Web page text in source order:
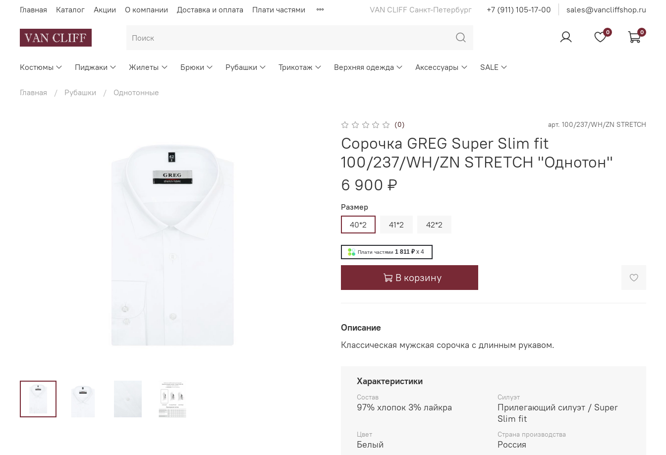
Главная Каталог Акции О компании Доставка и оплата Плати частями VAN CLIFF Санкт-Петербург +7 (911) 105-17-00 sales@vancliffshop.ru
0 0
Костюмы Пиджаки Жилеты Брюки Рубашки Трикотаж Верхняя одежда Аксессуары SALE
Главная Рубашки Однотонные
(0) арт. 100/237/WH/ZN STRETCH
Сорочка GREG Super Slim fit
100/237/WH/ZN STRETCH "Однотон"
6 900 ₽
Размер
40*2
41*2 42*2
Плати частями 1 811 ₽ x 4
В корзину
Описание
Классическая мужская сорочка с длинным рукавом.
Характеристики
Состав
97% хлопок 3% лайкра
Силуэт
Прилегающий силуэт / Super
Slim fit
Цвет
Белый
Страна производства
Россия